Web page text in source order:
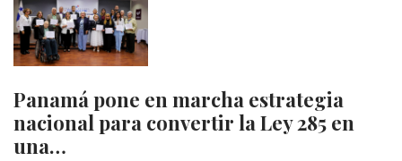
Panamá pone en marcha estrategia
nacional para convertir la Ley 285 en
una…